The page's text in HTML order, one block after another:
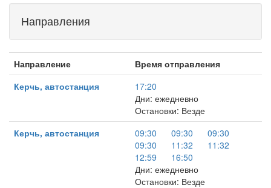
Направления
Направление
Время отправления
Керчь, автостанция
17:20
Дни: ежедневно
Остановки: Везде
Керчь, автостанция
09:30 09:30
09:30
09:30
11:32
11:32
12:59
16:50
Дни: ежедневно
Остановки: Везде